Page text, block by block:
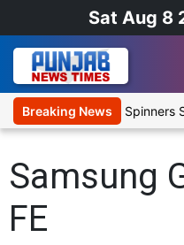
Sat Aug 8
Breaking News
Up Match Day 1: Spinners
Samsung
FE